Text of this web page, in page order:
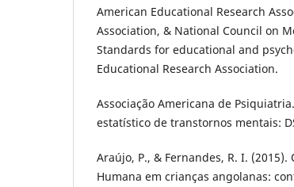
American Educational Research
Association, & National Council on
Standards for educational and
Educational Research Association.
Associação Americana de
estatístico de transtornos mentais:
Araújo, P., & Fernandes, R. I.
Humana em crianças angolanas: